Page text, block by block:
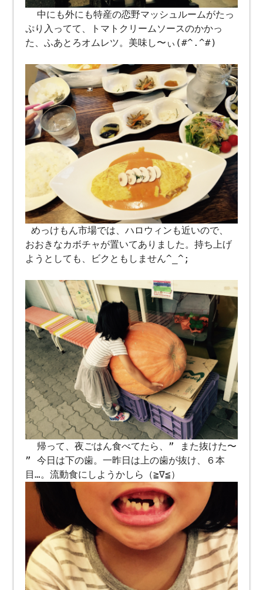
中にも外にも特産の恋野マッシュルームがたっ
ぷり入ってて、トマトクリームソースのかかっ
た、ふあとろオムレツ。美味し〜ぃ(#^.^#)
めっけもん市場では、ハロウィンも近いので、
おおきなカボチャが置いてありました。持ち上げ
ようとしても、ビクともしません^_^;
帰って、夜ごはん食べてたら、” また抜けた〜
” 今日は下の歯。一昨日は上の歯が抜け、６本
目…。流動食にしようかしら（≧∇≦）